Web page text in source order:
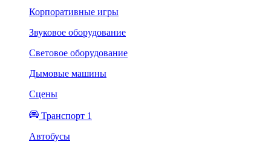
Корпоративные игры
Звуковое оборудование
Световое оборудование
Дымовые машины
Сцены
Транспорт 1
Автобусы